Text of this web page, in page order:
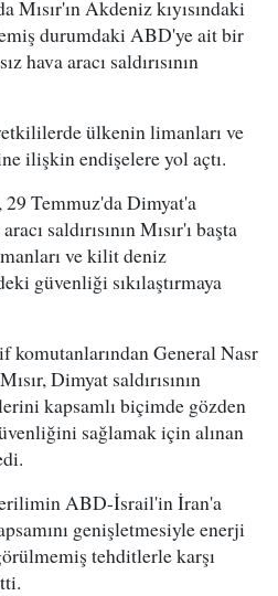
Mısır'ın Akdeniz kıyısındaki
durumdaki ABD'ye ait bir
hava aracı saldırısının
ülkenin limanları ve
ilişkin endişelere yol açtı.
Temmuz'da Dimyat'a
saldırısının Mısır'ı başta
ve kilit deniz
güvenliği sıkılaştırmaya
komutanlarından General Nasr
Dimyat saldırısının
kapsamlı biçimde gözden
sağlamak için alınan
ABD-İsrail'in İran'a
genişletmesiyle enerji
tehditlerle karşı